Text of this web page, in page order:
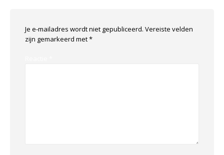
Je e-mailadres wordt niet gepubliceerd. Vereiste velden
zijn gemarkeerd met*